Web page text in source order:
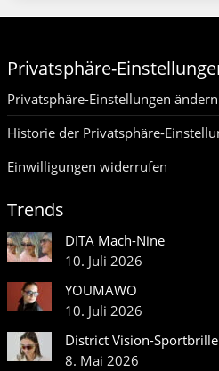
Privatsphäre-
Privatsphäre-Einstellungen ändern
Historie der Privatsphäre-
Einwilligungen widerrufen
Trends
DITA Mach-Nine
10. Juli 2026
YOUMAWO
10. Juli 2026
District Vision-
8. Mai 2026